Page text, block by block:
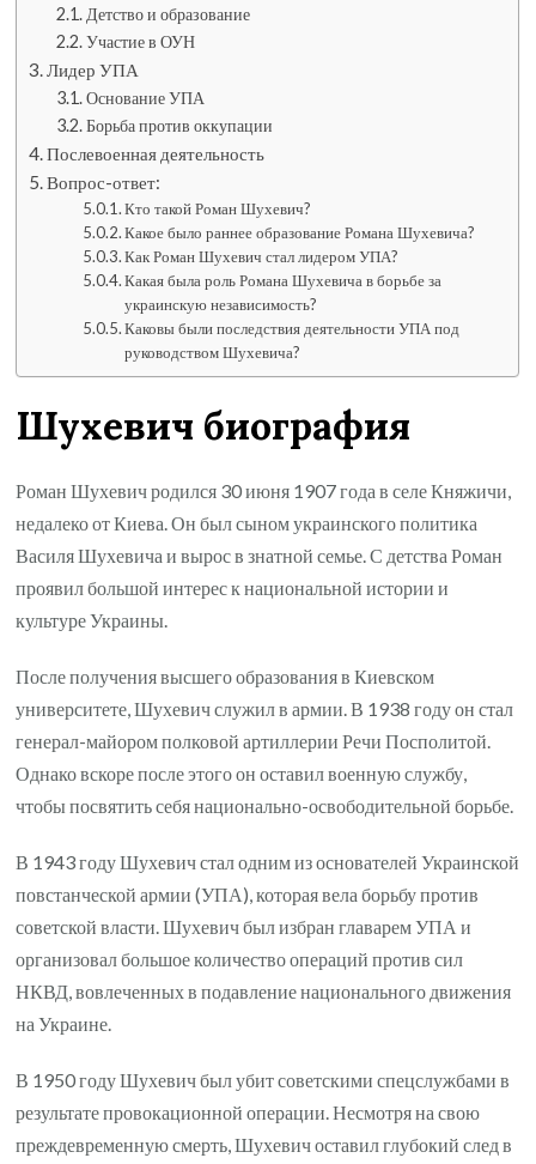
Детство и образование
Участие в ОУН
Лидер УПА
Основание УПА
Борьба против оккупации
Послевоенная деятельность
Вопрос-ответ:
Кто такой Роман Шухевич?
Какое было раннее образование Романа Шухевича?
Как Роман Шухевич стал лидером УПА?
Какая была роль Романа Шухевича в борьбе за
украинскую независимость?
Каковы были последствия деятельности УПА под
руководством Шухевича?
Шухевич биография
Роман Шухевич родился 30 июня 1907 года в селе Княжичи,
недалеко от Киева. Он был сыном украинского политика
Василя Шухевича и вырос в знатной семье. С детства Роман
проявил большой интерес к национальной истории и
культуре Украины.
После получения высшего образования в Киевском
университете, Шухевич служил в армии. В 1938 году он стал
генерал-майором полковой артиллерии Речи Посполитой.
Однако вскоре после этого он оставил военную службу,
чтобы посвятить себя национально-освободительной борьбе.
В 1943 году Шухевич стал одним из основателей Украинской
повстанческой армии (УПА), которая вела борьбу против
советской власти. Шухевич был избран главарем УПА и
организовал большое количество операций против сил
НКВД, вовлеченных в подавление национального движения
на Украине.
В 1950 году Шухевич был убит советскими спецслужбами в
результате провокационной операции. Несмотря на свою
преждевременную смерть, Шухевич оставил глубокий след в